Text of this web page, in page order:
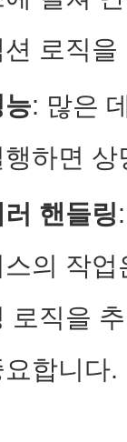
션 로직을
: 많은
행하면 상
러 핸들링
스의 작
로직을
요합니다.